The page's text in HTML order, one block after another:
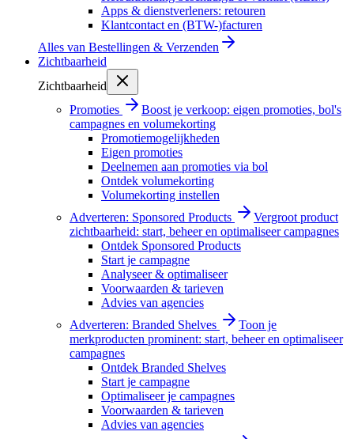
Apps & dienstverleners: retouren
Klantcontact en (BTW-)facturen
Alles van Bestellingen & Verzenden
Zichtbaarheid
Zichtbaarheid
Promoties
Boost je verkoop: eigen promoties, bol's
campagnes en volumekorting
Promotiemogelijkheden
Eigen promoties
Deelnemen aan promoties via bol
Ontdek volumekorting
Volumekorting instellen
Adverteren: Sponsored Products
Vergroot product
zichtbaarheid: start, beheer en optimaliseer campagnes
Ontdek Sponsored Products
Start je campagne
Analyseer & optimaliseer
Voorwaarden & tarieven
Advies van agencies
Adverteren: Branded Shelves
Toon je
merkproducten prominent: start, beheer en optimaliseer
campagnes
Ontdek Branded Shelves
Start je campagne
Optimaliseer je campagnes
Voorwaarden & tarieven
Advies van agencies